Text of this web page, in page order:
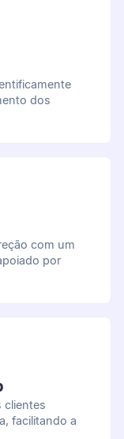
dos
com um
por
clientes
facilitando a